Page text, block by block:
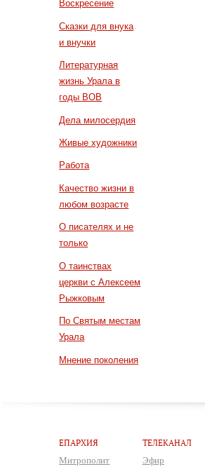
Воскресение
Сказки для внука
и внучки
Литературная
жизнь Урала в
годы ВОВ
Дела милосердия
Живые художники
Работа
Качество жизни в
любом возрасте
О писателях и не
только
О таинствах
церкви с Алексеем
Рыжковым
По Святым местам
Урала
Мнение поколения
ЕПАРХИЯ
Митрополит
ТЕЛЕКАНАЛ
Эфир